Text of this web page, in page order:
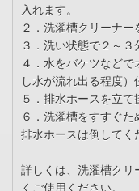
入れます。
２．洗濯槽クリーナー
３．洗い状態で２～３
４．水をバケツなど
し水が流れ出る程度）
５．排水ホースを立て
６．洗濯槽をすすぐた
排水ホースは倒してく
詳しくは、洗濯槽クリ
くご使用ください。